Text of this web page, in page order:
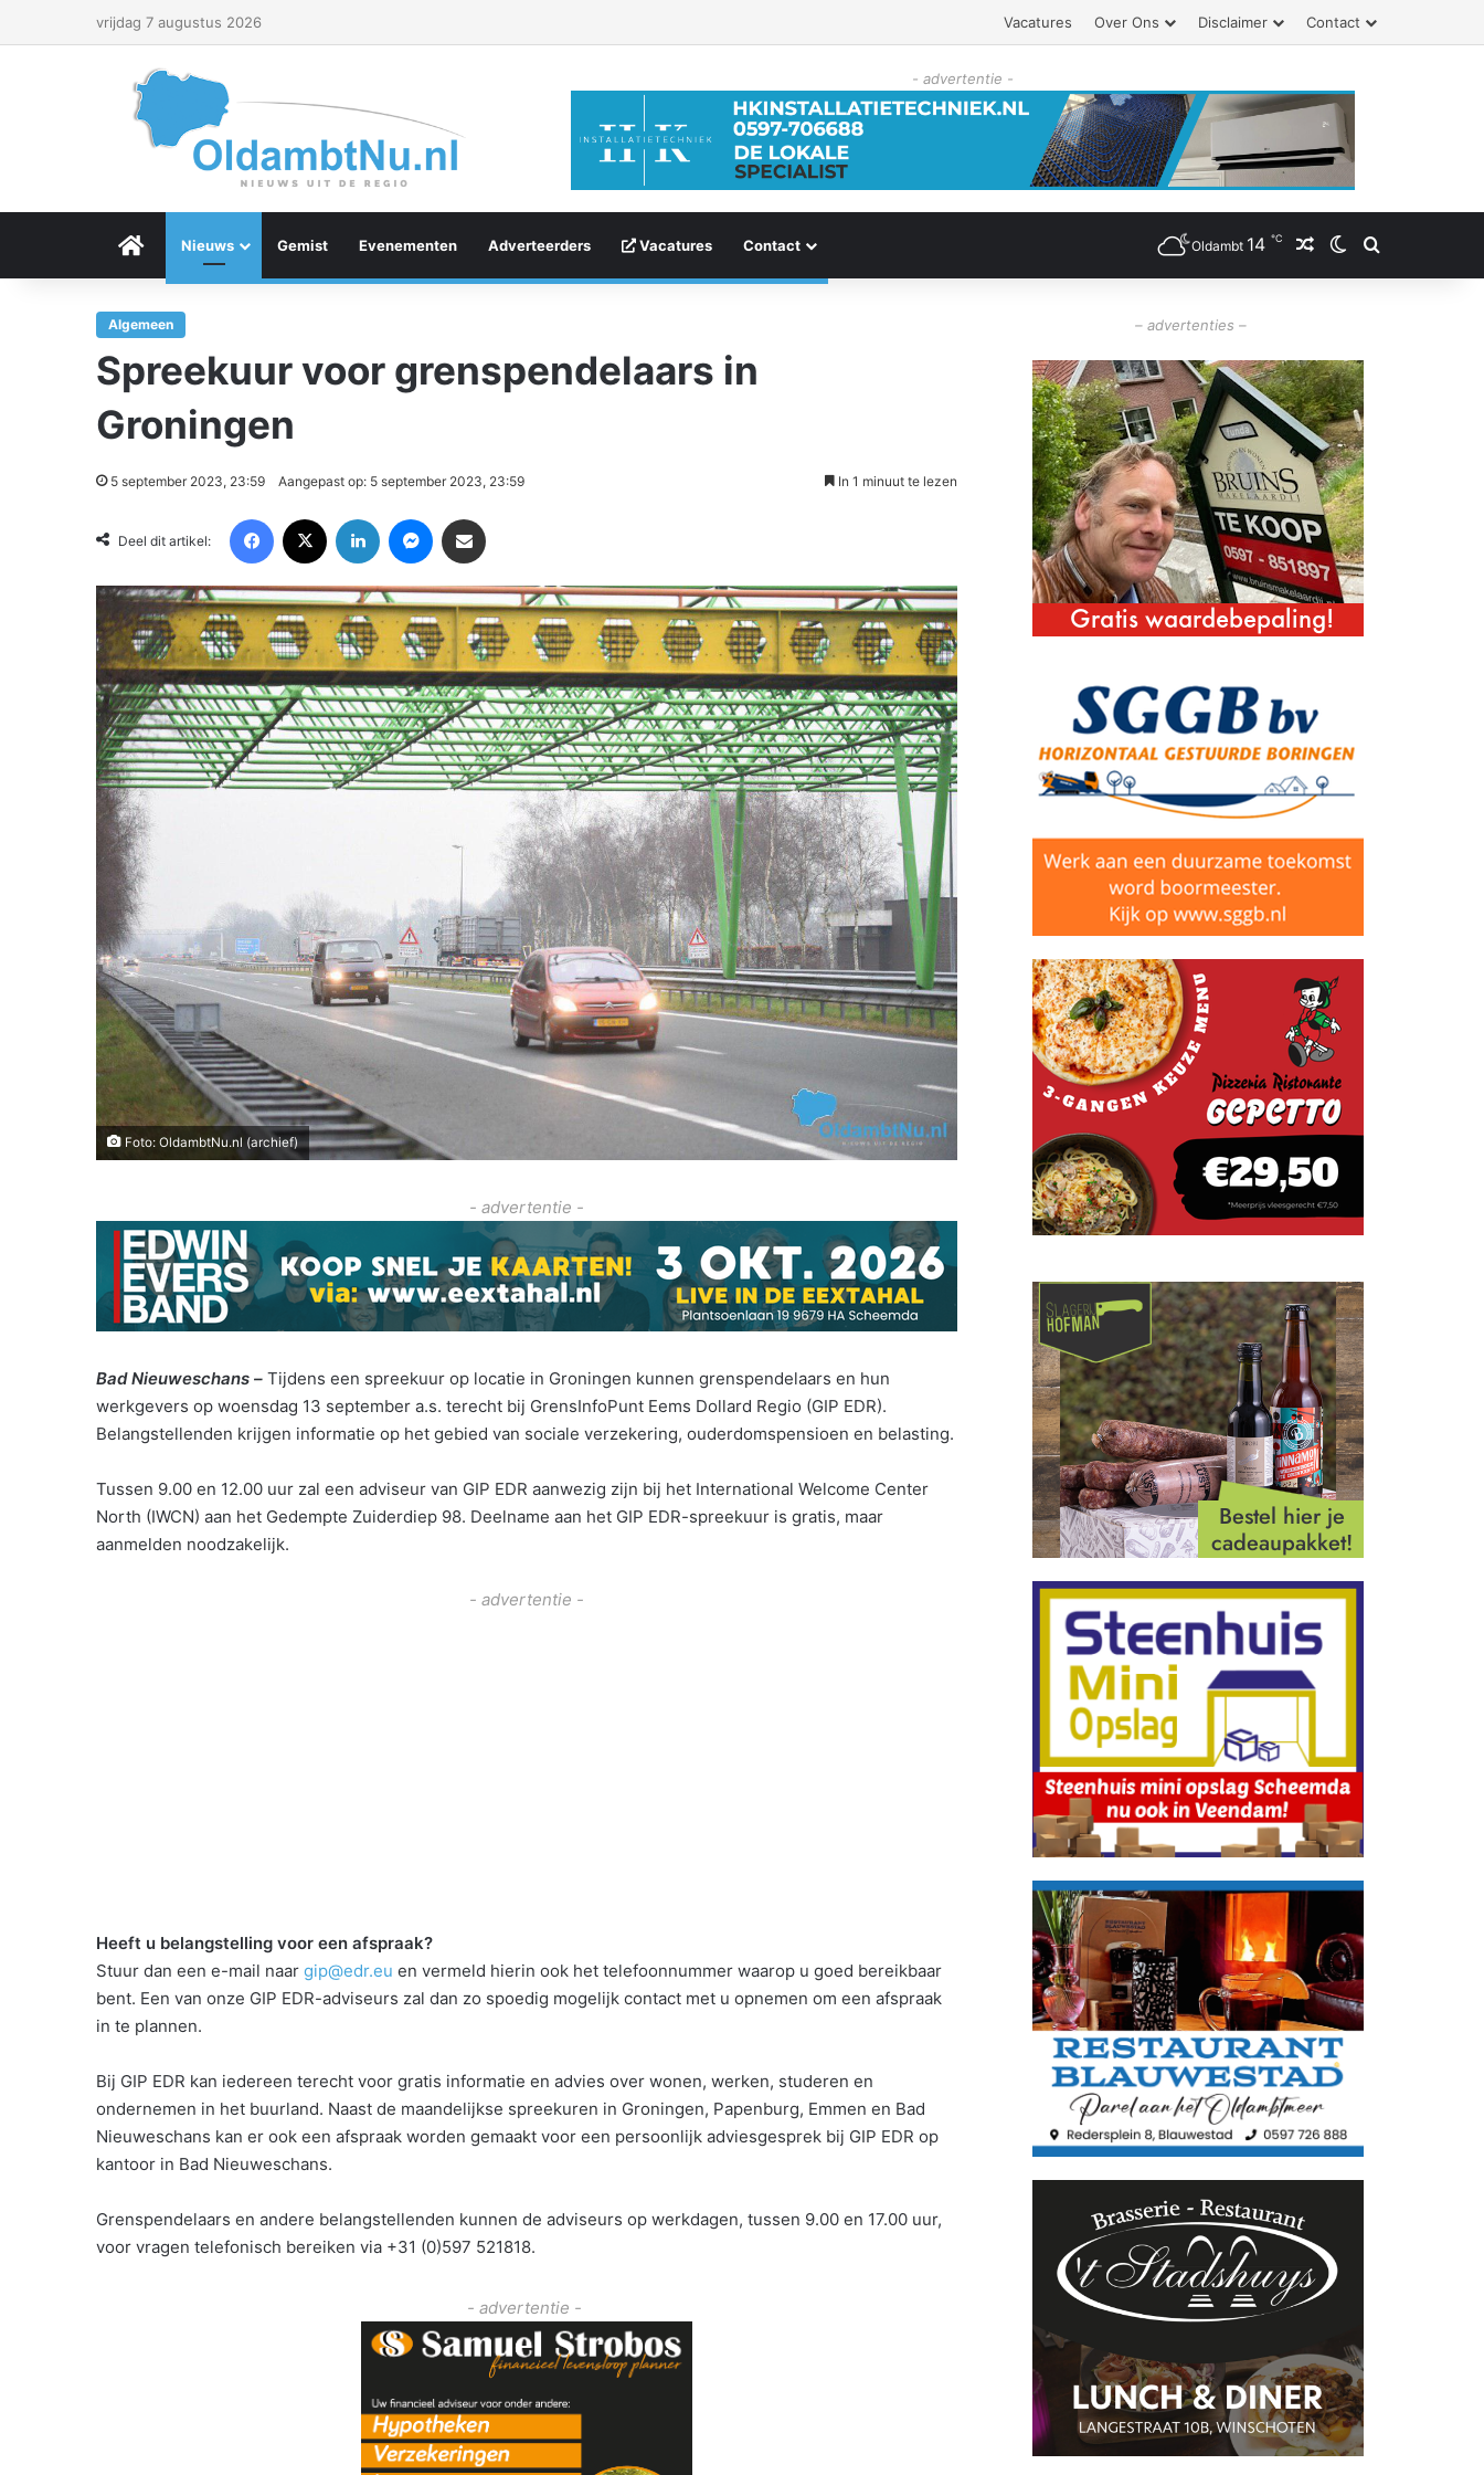
vrijdag 7 augustus 2026 Vacatures Over Ons Disclaimer Contact
- advertentie -
Menu Item
Nieuws Gemist Evenementen Adverteerders Vacatures Contact Oldambt 14 ℃ Willekeurig artikel
Switch skin
Algemeen
Spreekuur voor grenspendelaars in
Groningen
5 september 2023, 23:59 Aangepast op: 5 september 2023, 23:59 In 1 minuut te lezen
Deel dit artikel:
Foto: OldambtNu.nl (archief)
- advertentie -
Bad Nieuweschans – Tijdens een spreekuur op locatie in Groningen kunnen grenspendelaars en hun
werkgevers op woensdag 13 september a.s. terecht bij GrensInfoPunt Eems Dollard Regio (GIP EDR).
Belangstellenden krijgen informatie op het gebied van sociale verzekering, ouderdomspensioen en belasting.
Tussen 9.00 en 12.00 uur zal een adviseur van GIP EDR aanwezig zijn bij het International Welcome Center
North (IWCN) aan het Gedempte Zuiderdiep 98. Deelname aan het GIP EDR-spreekuur is gratis, maar
aanmelden noodzakelijk.
- advertentie -
Heeft u belangstelling voor een afspraak?
Stuur dan een e-mail naar gip@edr.eu en vermeld hierin ook het telefoonnummer waarop u goed bereikbaar
bent. Een van onze GIP EDR-adviseurs zal dan zo spoedig mogelijk contact met u opnemen om een afspraak
in te plannen.
Bij GIP EDR kan iedereen terecht voor gratis informatie en advies over wonen, werken, studeren en
ondernemen in het buurland. Naast de maandelijkse spreekuren in Groningen, Papenburg, Emmen en Bad
Nieuweschans kan er ook een afspraak worden gemaakt voor een persoonlijk adviesgesprek bij GIP EDR op
kantoor in Bad Nieuweschans.
Grenspendelaars en andere belangstellenden kunnen de adviseurs op werkdagen, tussen 9.00 en 17.00 uur,
voor vragen telefonisch bereiken via +31 (0)597 521818.
- advertentie -
– advertenties –